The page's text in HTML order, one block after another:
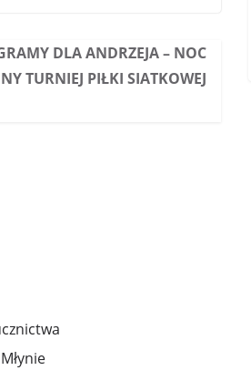
DLA ANDRZEJA – NOC
NY TURNIEJ PIŁKI SIATKOWEJ